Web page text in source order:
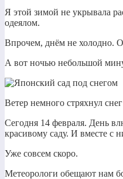
Я этой зимой не укрывала
одеялом.
Впрочем, днём не холодно.
А вот ночью небольшой
Ветер немного стряхнул
Сегодня 14 февраля. День
красивому саду. И вместе с
Уже совсем скоро.
Метеорологи обещают нам